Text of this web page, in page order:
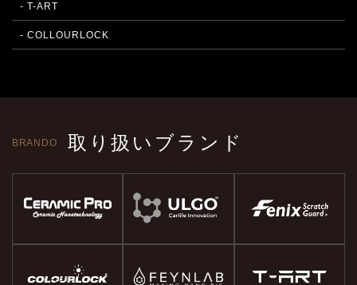
- T-ART
- COLLOURLOCK
BRANDO 取り扱いブランド